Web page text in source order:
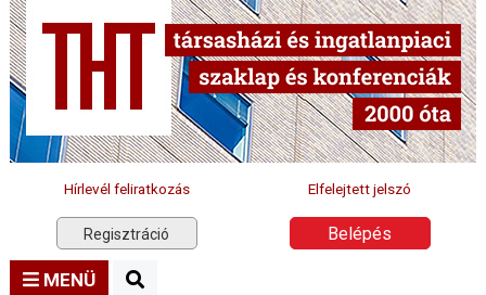
Hírlevél feliratkozás Elfelejtett jelszó
Regisztráció Belépés
MENÜ